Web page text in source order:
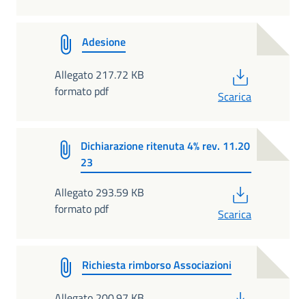
Adesione
Allegato 217.72 KB
formato pdf
Scarica
Dichiarazione ritenuta 4% rev. 11.20
23
Allegato 293.59 KB
formato pdf
Scarica
Richiesta rimborso Associazioni